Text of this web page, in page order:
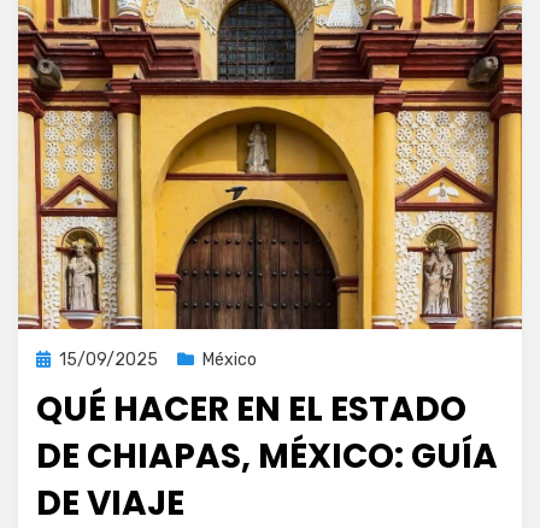
Publicada
15/09/2025 México
QUÉ HACER EN EL ESTADO
DE CHIAPAS, MÉXICO: GUÍA
DE VIAJE